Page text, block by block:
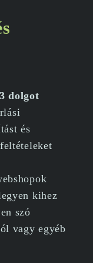
dolgot
és
kihez
szó
vagy egyéb